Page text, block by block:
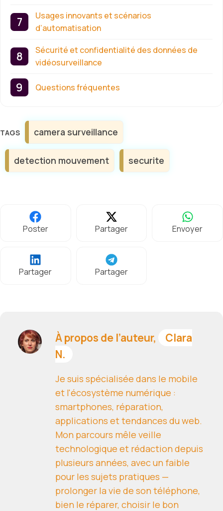
Usages innovants et scénarios
d’automatisation
Sécurité et confidentialité des données de
vidéosurveillance
Questions fréquentes
Étiquettes
camera surveillance
detection mouvement securite
Poster Partager Envoyer
Partager Partager
À propos de l’auteur,
Clara
N.
Je suis spécialisée dans le mobile
et l'écosystème numérique :
smartphones, réparation,
applications et tendances du web.
Mon parcours mêle veille
technologique et rédaction depuis
plusieurs années, avec un faible
pour les sujets pratiques —
prolonger la vie de son téléphone,
bien le réparer, choisir le bon